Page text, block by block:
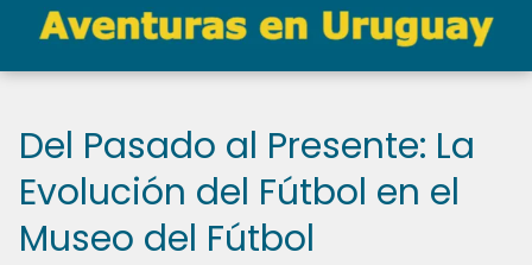
Del Pasado al Presente: La
Evolución del Fútbol en el
Museo del Fútbol